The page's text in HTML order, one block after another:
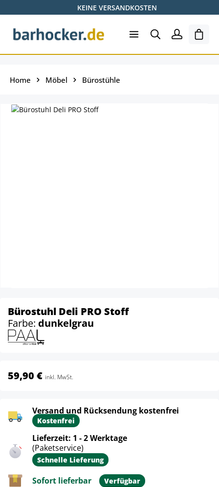
Zum Hauptinhalt springenKEINE VERSANDKOSTEN
Home Möbel Bürostühle
Bürostuhl Deli PRO Stoff
Farbe: dunkelgrau
59,90 € inkl. MwSt.
Versand und Rücksendung kostenfrei
Kostenfrei
Lieferzeit: 1 - 2 Werktage
(Paketservice)
Schnelle Lieferung
Sofort lieferbar Verfügbar